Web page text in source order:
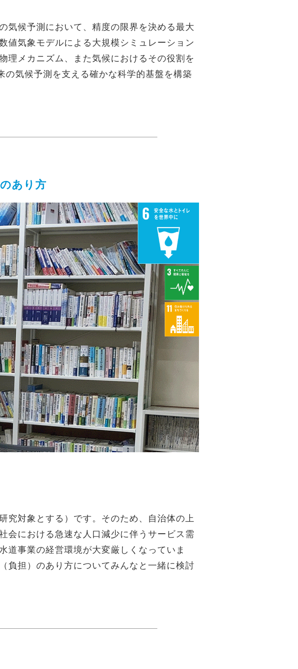
気候予測において、精度の限界を決める最大
値気象モデルによる大規模シミュレーション
理メカニズム、また気候におけるその役割を
気候予測を支える確かな科学的基盤を構築
あり方
究対象とする）です。そのため、自治体の上
会における急速な人口減少に伴うサービス需
道事業の経営環境が大変厳しくなっていま
負担）のあり方についてみんなと一緒に検討